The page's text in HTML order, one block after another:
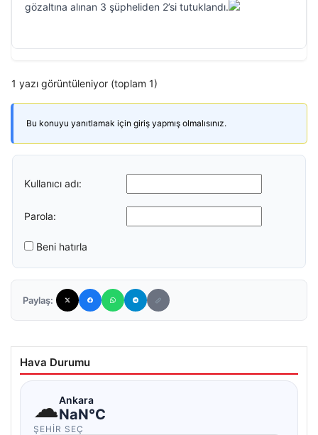
gözaltına alınan 3 şüpheliden 2’si tutuklandı.
1 yazı görüntüleniyor (toplam 1)
Bu konuyu yanıtlamak için giriş yapmış olmalısınız.
Kullanıcı adı:
Parola:
Beni hatırla
Paylaş:
Hava Durumu
☁Ankara
NaN°C
ŞEHIR SEÇ